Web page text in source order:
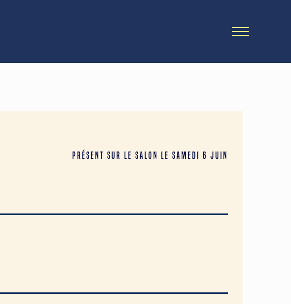
Présent sur le salon le SAMEDI 6 juin